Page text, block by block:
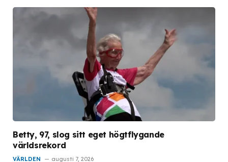
Betty, 97, slog sitt eget högtflygande
världsrekord
VÄRLDEN augusti 7, 2026